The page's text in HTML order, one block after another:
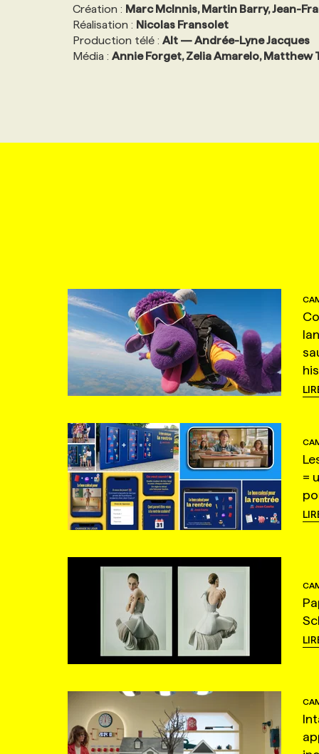
Création : Marc McInnis, Martin Barry, Jean-
Réalisation : Nicolas Fransolet
Production télé : Alt — Andrée-Lyne Jacques
Média : Annie Forget, Zelia Amarelo, Matthew
=